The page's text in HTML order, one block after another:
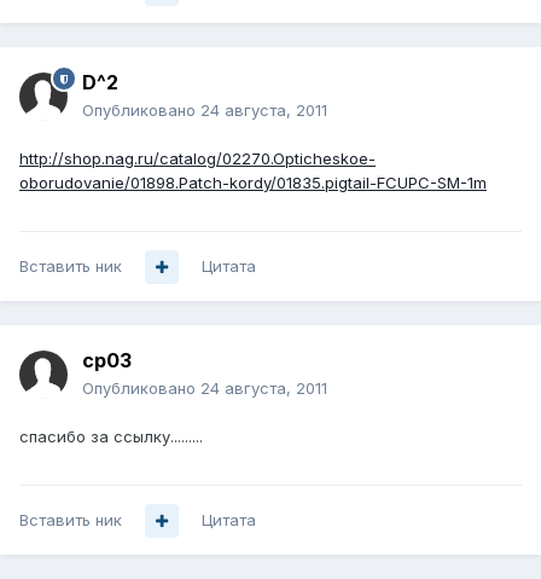
D^2
Опубликовано 24 августа, 2011
http://shop.nag.ru/catalog/02270.Opticheskoe-
oborudovanie/01898.Patch-kordy/01835.pigtail-FCUPC-SM-1m
Вставить ник Цитата
cp03
Опубликовано 24 августа, 2011
спасибо за ссылку.........
Вставить ник Цитата